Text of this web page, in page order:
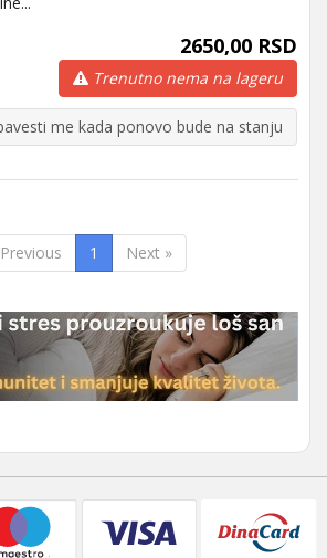
2650,00 RSD
Trenutno nema na lageru
me kada ponovo bude na stanju
1 Next »